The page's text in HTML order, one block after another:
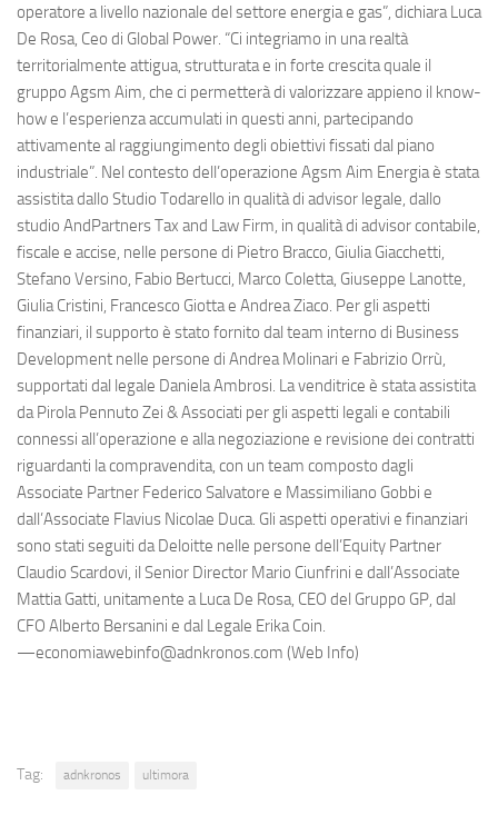
operatore a livello nazionale del settore energia e gas”, dichiara Luca
De Rosa, Ceo di Global Power. “Ci integriamo in una realtà
territorialmente attigua, strutturata e in forte crescita quale il
gruppo Agsm Aim, che ci permetterà di valorizzare appieno il know-
how e l’esperienza accumulati in questi anni, partecipando
attivamente al raggiungimento degli obiettivi fissati dal piano
industriale”. Nel contesto dell’operazione Agsm Aim Energia è stata
assistita dallo Studio Todarello in qualità di advisor legale, dallo
studio AndPartners Tax and Law Firm, in qualità di advisor contabile,
fiscale e accise, nelle persone di Pietro Bracco, Giulia Giacchetti,
Stefano Versino, Fabio Bertucci, Marco Coletta, Giuseppe Lanotte,
Giulia Cristini, Francesco Giotta e Andrea Ziaco. Per gli aspetti
finanziari, il supporto è stato fornito dal team interno di Business
Development nelle persone di Andrea Molinari e Fabrizio Orrù,
supportati dal legale Daniela Ambrosi. La venditrice è stata assistita
da Pirola Pennuto Zei & Associati per gli aspetti legali e contabili
connessi all’operazione e alla negoziazione e revisione dei contratti
riguardanti la compravendita, con un team composto dagli
Associate Partner Federico Salvatore e Massimiliano Gobbi e
dall’Associate Flavius Nicolae Duca. Gli aspetti operativi e finanziari
sono stati seguiti da Deloitte nelle persone dell’Equity Partner
Claudio Scardovi, il Senior Director Mario Ciunfrini e dall’Associate
Mattia Gatti, unitamente a Luca De Rosa, CEO del Gruppo GP, dal
CFO Alberto Bersanini e dal Legale Erika Coin.
—economiawebinfo@adnkronos.com (Web Info)
Tag: adnkronos ultimora